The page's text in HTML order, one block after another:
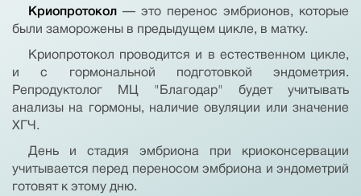
Криопротокол — это перенос эмбрионов, которые
были заморожены в предыдущем цикле, в матку.
Криопротокол проводится и в естественном цикле,
и с гормональной подготовкой эндометрия.
Репродуктолог МЦ "Благодар" будет учитывать
анализы на гормоны, наличие овуляции или значение
ХГЧ.
День и стадия эмбриона при криоконсервации
учитывается перед переносом эмбриона и эндометрий
готовят к этому дню.